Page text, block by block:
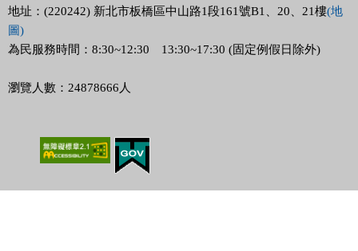
地址：(220242) 新北市板橋區中山路1段161號B1、20、21樓(地
圖)
為民服務時間：8:30~12:30 13:30~17:30 (固定例假日除外)
瀏覽人數：24878666人